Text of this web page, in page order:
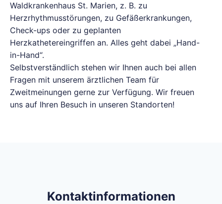
Waldkrankenhaus St. Marien, z. B. zu
Herzrhythmusstörungen, zu Gefäßerkrankungen,
Check-ups oder zu geplanten
Herzkathetereingriffen an. Alles geht dabei „Hand-
in-Hand“.
Selbstverständlich stehen wir Ihnen auch bei allen
Fragen mit unserem ärztlichen Team für
Zweitmeinungen gerne zur Verfügung. Wir freuen
uns auf Ihren Besuch in unseren Standorten!
Kontaktinformationen